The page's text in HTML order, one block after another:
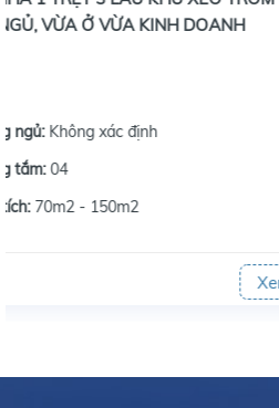
FULL NỘI THẤT, VIEW ĐẸP
Phòng ngủ:02
Diện tích: